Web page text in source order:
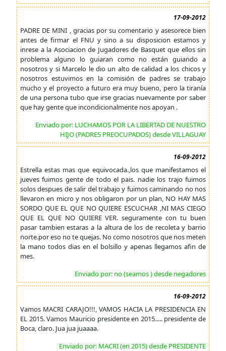
17-09-2012
PADRE DE MINI , gracias por su comentario y asesorece bien
antes de firmar el FNU y sino a su disposicion estamos y
inrese a la Asociacion de Jugadores de Basquet que ellos sin
problema alguno lo guiaran como no están guiando a
nosotros y si Marcelo le dio un alto de calidad a los chicos y
nosotros estuvimos en la comisión de padres se trabajo
mucho y el proyecto a futuro era muy bueno, pero la tiranía
de una persona tubo que irse gracias nuevamente por saber
que hay gente que incondicionalmente nos apoyan .
Enviado por: LUCHAMOS POR LA LIBERTAD DE NUESTRO
HIJO (PADRES PREOCUPADOS) desde VILLAGUAY
16-09-2012
Estrella estas mas que equivocada.,los que manifestamos el
jueves fuimos gente de todo el pais. nadie los trajo fuimos
solos despues de salir del trabajo y fuimos caminando no nos
llevaron en micro y nos obligaron por un plan, NO HAY MAS
SORDO QUE EL QUE NO QUIERE ESCUCHAR ,NI MAS CIEGO
QUE EL QUE NO QUIERE VER. seguramente con tu buen
pasar tambien estaras a la altura de los de recoleta y barrio
norte.por eso no te quejas. No como nosotros que nos meten
la mano todos dias en el bolsillo y apenas llegamos afin de
mes.
Enviado por: no (seamos ) desde negadores
16-09-2012
Vamos MACRI CARAJO!!!, VAMOS HACIA LA PRESIDENCIA EN
EL 2015. Vamos Mauricio presidente en 2015..... presidente de
Boca, claro. Jua jua juaaaa.
Enviado por: MACRI (en 2015) desde PRESIDENTE